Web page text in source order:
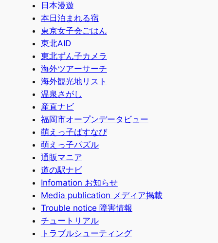
日本漫遊
本日泊まれる宿
東京女子会ごはん
東北AID
東北ずん子カメラ
海外ツアーサーチ
海外観光地リスト
温泉さがし
産直ナビ
福岡市オープンデータビュー
萌えっ子ばすなび
萌えっ子パズル
通販マニア
道の駅ナビ
Infomation お知らせ
Media publication メディア掲載
Trouble notice 障害情報
チュートリアル
トラブルシューティング